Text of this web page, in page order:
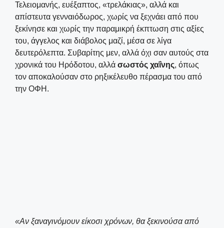
Τελειομανής, ευέξαπτος, «τρελάκιας», αλλά και
απίστευτα γενναιόδωρος, χωρίς να ξεχνάει από που
ξεκίνησε και χωρίς την παραμικρή έκπτωση στις αξίες
του, άγγελος και διάβολος μαζί, μέσα σε λίγα
δευτερόλεπτα. Συβαρίτης μεν, αλλά όχι σαν αυτούς στα
χρονικά του Ηρόδοτου, αλλά σωστός χαΐνης, όπως
τον αποκαλούσαν στο ρηξικέλευθο πέρασμα του από
την ΟΦΗ.
«Αν ξαναγινόμουν είκοσι χρόνων, θα ξεκινούσα από